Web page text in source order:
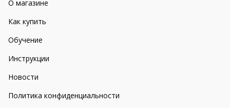
О магазине
Как купить
Обучение
Инструкции
Новости
Политика конфиденциальности